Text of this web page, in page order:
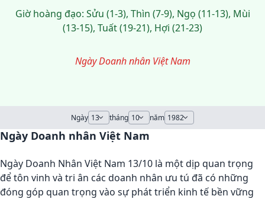
Giờ hoàng đạo: Sửu (1-3), Thìn (7-9), Ngọ (11-13), Mùi
(13-15), Tuất (19-21), Hợi (21-23)
Ngày Doanh nhân Việt Nam
Ngày tháng năm
Ngày Doanh nhân Việt Nam
Ngày Doanh Nhân Việt Nam 13/10 là một dịp quan trọng
để tôn vinh và tri ân các doanh nhân ưu tú đã có những
đóng góp quan trọng vào sự phát triển kinh tế bền vững